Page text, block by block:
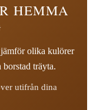
HEMMA
olika kulörer
träyta.
utifrån dina